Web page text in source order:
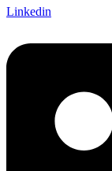
Linkedin